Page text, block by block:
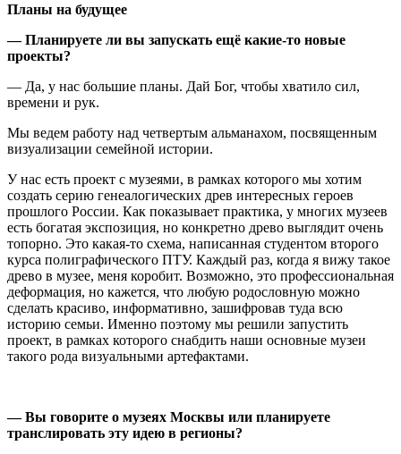
Планы на будущее
— Планируете ли вы запускать ещё какие-то новые
проекты?
— Да, у нас большие планы. Дай Бог, чтобы хватило сил,
времени и рук.
Мы ведем работу над четвертым альманахом, посвященным
визуализации семейной истории.
У нас есть проект с музеями, в рамках которого мы хотим
создать серию генеалогических древ интересных героев
прошлого России. Как показывает практика, у многих музеев
есть богатая экспозиция, но конкретно древо выглядит очень
топорно. Это какая-то схема, написанная студентом второго
курса полиграфического ПТУ. Каждый раз, когда я вижу такое
древо в музее, меня коробит. Возможно, это профессиональная
деформация, но кажется, что любую родословную можно
сделать красиво, информативно, зашифровав туда всю
историю семьи. Именно поэтому мы решили запустить
проект, в рамках которого снабдить наши основные музеи
такого рода визуальными артефактами.
— Вы говорите о музеях Москвы или планируете
транслировать эту идею в регионы?